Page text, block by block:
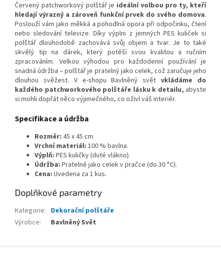
Červený patchworkový polštář je ideální volbou pro ty, kteří
hledají výrazný a zároveň funkční prvek do svého domova.
Poslouží vám jako měkká a pohodlná opora při odpočinku, čtení
nebo sledování televize. Díky výplni z jemných PES kuliček si
polštář dlouhodobě zachovává svůj objem a tvar. Je to také
skvělý tip na dárek, který potěší svou kvalitou a ručním
zpracováním. Velkou výhodou pro každodenní používání je
snadná údržba – polštář je pratelný jako celek, což zaručuje jeho
dlouhou svěžest. V e-shopu Bavlněný světvkládáme do
každého patchworkového polštáře lásku k detailu, abyste
si mohli dopřát něco výjimečného, co oživí váš interiér.
Specifikace a údržba
Rozměr: 45 x 45 cm
Vrchní materiál: 100 % bavlna.
Výplň: PES kuličky (duté vlákno).
Údržba: Pratelné jako celek v pračce (do 30 °C).
Cena: Uvedena za 1 kus.
Doplňkové parametry
Kategorie: Dekorační polštáře
Výrobce: Bavlněný Svět